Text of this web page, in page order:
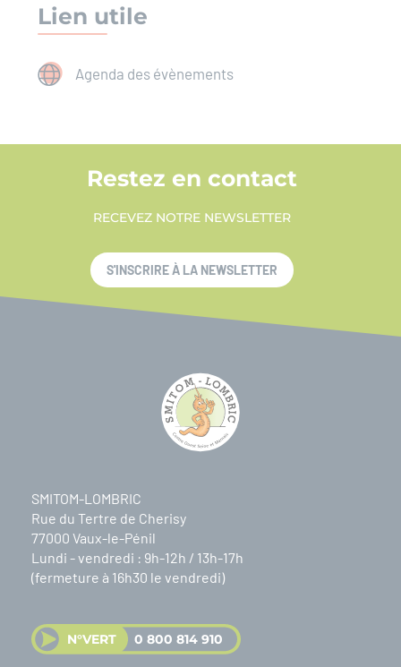
Lien utile
Agenda des évènements
SMITOM-LOMBRIC
Rue du Tertre de Cherisy
77000 Vaux-le-Pénil
Lundi - vendredi : 9h-12h / 13h-17h
(fermeture à 16h30 le vendredi)
N°VERT 0 800 814 910
Restez en contact
RECEVEZ NOTRE NEWSLETTER
S'INSCRIRE À LA NEWSLETTER